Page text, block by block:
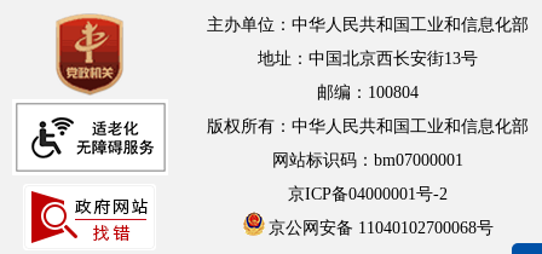
主办单位：中华人民共和国工业和信息化部
地址：中国北京西长安街13号
邮编：100804
版权所有：中华人民共和国工业和信息化部
网站标识码：bm07000001
京ICP备04000001号-2
京公网安备 11040102700068号